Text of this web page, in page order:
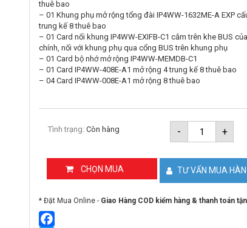
thuê bao
– 01 Khung phụ mở rộng tổng đài IP4WW-1632ME-A EXP
trung kế 8 thuê bao
– 01 Card nối khung IP4WW-EXIFB-C1 cắm trên khe BUS
chính, nối với khung phụ qua cổng BUS trên khung phụ
– 01 Card bộ nhớ mở rộng IP4WW-MEMDB-C1
– 01 Card IP4WW-408E-A1 mở rộng 4 trung kế 8 thuê bao
– 04 Card IP4WW-008E-A1 mở rộng 8 thuê bao
-
Tổng
đài
điện
IP-
PBX
NEC
12-
+
Tình trạng: Còn hàng
CHỌN MUA TƯ VẤN MUA
* Đặt Mua Online - Giao Hàng COD kiểm hàng & thanh toán